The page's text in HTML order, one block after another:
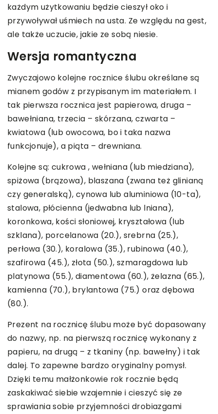
każdym użytkowaniu będzie cieszył oko i
przywoływał uśmiech na usta. Ze względu na gest,
ale także uczucie, jakie ze sobą niesie.
Wersja romantyczna
Zwyczajowo kolejne rocznice ślubu określane są
mianem godów z przypisanym im materiałem. I
tak pierwsza rocznica jest papierowa, druga –
bawełniana, trzecia – skórzana, czwarta –
kwiatowa (lub owocowa, bo i taka nazwa
funkcjonuje), a piąta – drewniana.
Kolejne są: cukrowa , wełniana (lub miedziana),
spiżowa (brązowa), blaszana (zwana też glinianą
czy generalską), cynowa lub aluminiowa (10-ta),
stalowa, płócienna (jedwabna lub lniana),
koronkowa, kości słoniowej, kryształowa (lub
szklana), porcelanowa (20.), srebrna (25.),
perłowa (30.), koralowa (35.), rubinowa (40.),
szafirowa (45.), złota (50.), szmaragdowa lub
platynowa (55.), diamentowa (60.), żelazna (65.),
kamienna (70.), brylantowa (75.) oraz dębowa
(80.).
Prezent na rocznicę ślubu może być dopasowany
do nazwy, np. na pierwszą rocznicę wykonany z
papieru, na drugą – z tkaniny (np. bawełny) i tak
dalej. To zapewne bardzo oryginalny pomysł.
Dzięki temu małżonkowie rok rocznie będą
zaskakiwać siebie wzajemnie i cieszyć się ze
sprawiania sobie przyjemności drobiazgami